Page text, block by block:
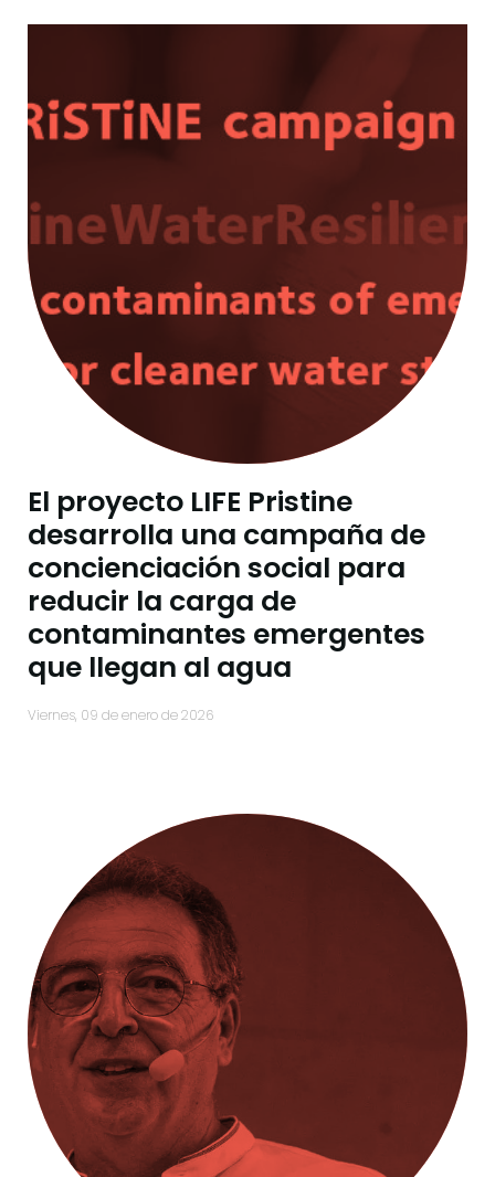
El proyecto LIFE Pristine
desarrolla una campaña de
concienciación social para
reducir la carga de
contaminantes emergentes
que llegan al agua
viernes, 09 de enero de 2026